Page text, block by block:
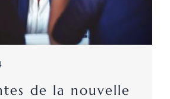
de la nouvelle